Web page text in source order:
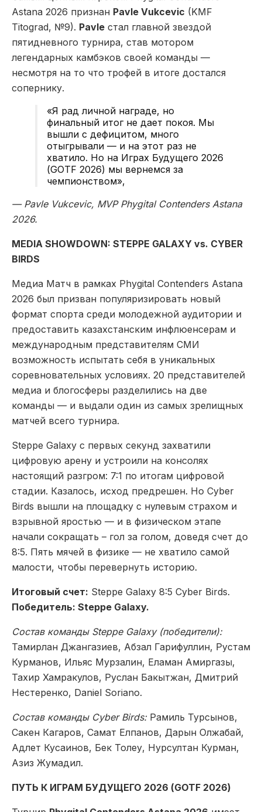
Astana 2026 признан Pavle Vukcevic (KMF
Titograd, №9). Pavle стал главной звездой
пятидневного турнира, став мотором
легендарных камбэков своей команды —
несмотря на то что трофей в итоге достался
сопернику.
«Я рад личной награде, но
финальный итог не дает покоя. Мы
вышли с дефицитом, много
отыгрывали — и на этот раз не
хватило. Но на Играх Будущего 2026
(GOTF 2026) мы вернемся за
чемпионством»,
— Pavle Vukcevic, MVP Phygital Contenders Astana
2026.
MEDIA SHOWDOWN: STEPPE GALAXY vs. CYBER
BIRDS
Медиа Матч в рамках Phygital Contenders Astana
2026 был призван популяризировать новый
формат спорта среди молодежной аудитории и
предоставить казахстанским инфлюенсерам и
международным представителям СМИ
возможность испытать себя в уникальных
соревновательных условиях. 20 представителей
медиа и блогосферы разделились на две
команды — и выдали один из самых зрелищных
матчей всего турнира.
Steppe Galaxy c первых секунд захватили
цифровую арену и устроили на консолях
настоящий разгром: 7:1 по итогам цифровой
стадии. Казалось, исход предрешен. Но Cyber
Birds вышли на площадку с нулевым страхом и
взрывной яростью — и в физическом этапе
начали сокращать – гол за голом, доведя счет до
8:5. Пять мячей в физике — не хватило самой
малости, чтобы перевернуть историю.
Итоговый счет: Steppe Galaxy 8:5 Cyber Birds.
Победитель: Steppe Galaxy.
Состав команды Steppe Galaxy (победители):
Тамирлан Джангазиев, Абзал Гарифуллин, Рустам
Курманов, Ильяс Мурзалин, Еламан Амиргазы,
Тахир Хамракулов, Руслан Бакытжан, Дмитрий
Нестеренко, Daniel Soriano.
Состав команды Cyber Birds:Рамиль Турсынов,
Сакен Кагаров, Самат Елпанов, Дарын Олжабай,
Адлет Кусаинов, Бек Толеу, Нурсултан Курман,
Азиз Жумадил.
ПУТЬ К ИГРАМ БУДУЩЕГО 2026 (GOTF 2026)